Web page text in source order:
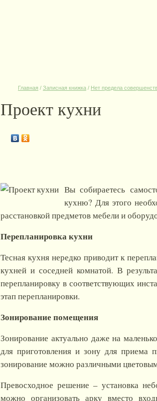
Главная / Записная книжка / Нет предела
Проект кухни
Вы собираетесь
кухню? Для этого
расстановкой предметов мебели и
Перепланировка кухни
Тесная кухня нередко приводит к
кухней и соседней комнатой. В
перепланировку в соответствующих
этап перепланировки.
Зонирование помещения
Зонирование актуально даже на
для приготовления и зону для
зонирование можно различными
Превосходное решение – установка
можно организовать арку вместо